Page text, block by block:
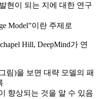
현이 되는 지에 대한 연구
Model”이란 주제로
Hill, DeepMind가 연
림)을 보면 대략 모델의 패
향상되는 것을 알 수 있음